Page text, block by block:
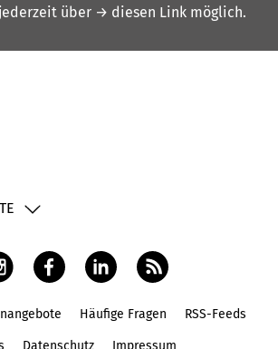
über → diesen Link möglich.
Häufige Fragen RSS-Feeds